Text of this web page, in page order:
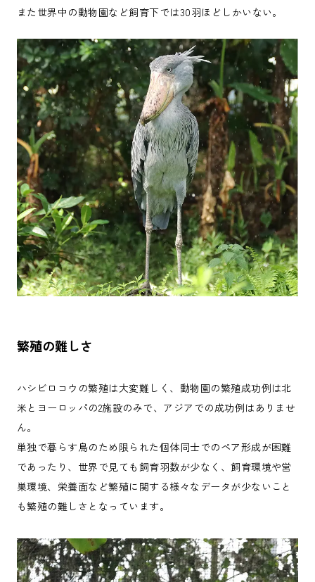
また世界中の動物園など飼育下では30羽ほどしかいない。
繁殖の難しさ
ハシビロコウの繁殖は大変難しく、動物園の繁殖成功例は北
米とヨーロッパの2施設のみで、アジアでの成功例はありませ
ん。
単独で暮らす鳥のため限られた個体同士でのペア形成が困難
であったり、世界で見ても飼育羽数が少なく、飼育環境や営
巣環境、栄養面など繁殖に関する様々なデータが少ないこと
も繁殖の難しさとなっています。